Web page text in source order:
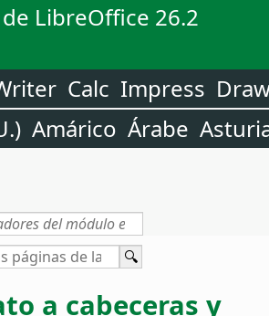
LibreOffice 26.2
Calc Impress
Amárico Árabe
a cabeceras y